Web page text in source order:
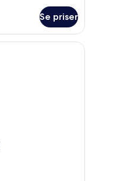
Se priser
over byen.
hotelværelse med spiseplads,